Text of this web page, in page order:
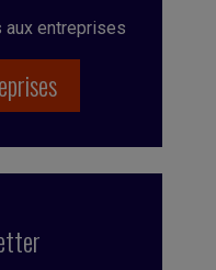
entreprises